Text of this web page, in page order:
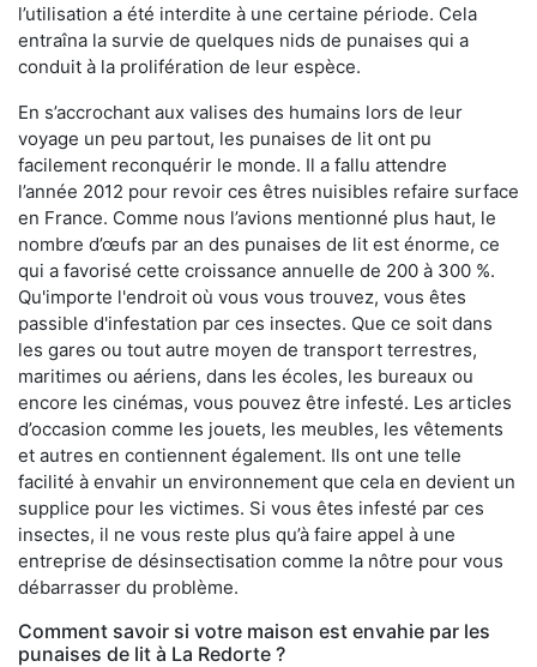
l’utilisation a été interdite à une certaine période. Cela
entraîna la survie de quelques nids de punaises qui a
conduit à la prolifération de leur espèce.
En s’accrochant aux valises des humains lors de leur
voyage un peu partout, les punaises de lit ont pu
facilement reconquérir le monde. Il a fallu attendre
l’année 2012 pour revoir ces êtres nuisibles refaire surface
en France. Comme nous l’avions mentionné plus haut, le
nombre d’œufs par an des punaises de lit est énorme, ce
qui a favorisé cette croissance annuelle de 200 à 300 %.
Qu'importe l'endroit où vous vous trouvez, vous êtes
passible d'infestation par ces insectes. Que ce soit dans
les gares ou tout autre moyen de transport terrestres,
maritimes ou aériens, dans les écoles, les bureaux ou
encore les cinémas, vous pouvez être infesté. Les articles
d’occasion comme les jouets, les meubles, les vêtements
et autres en contiennent également. Ils ont une telle
facilité à envahir un environnement que cela en devient un
supplice pour les victimes. Si vous êtes infesté par ces
insectes, il ne vous reste plus qu’à faire appel à une
entreprise de désinsectisation comme la nôtre pour vous
débarrasser du problème.
Comment savoir si votre maison est envahie par les
punaises de lit à La Redorte ?